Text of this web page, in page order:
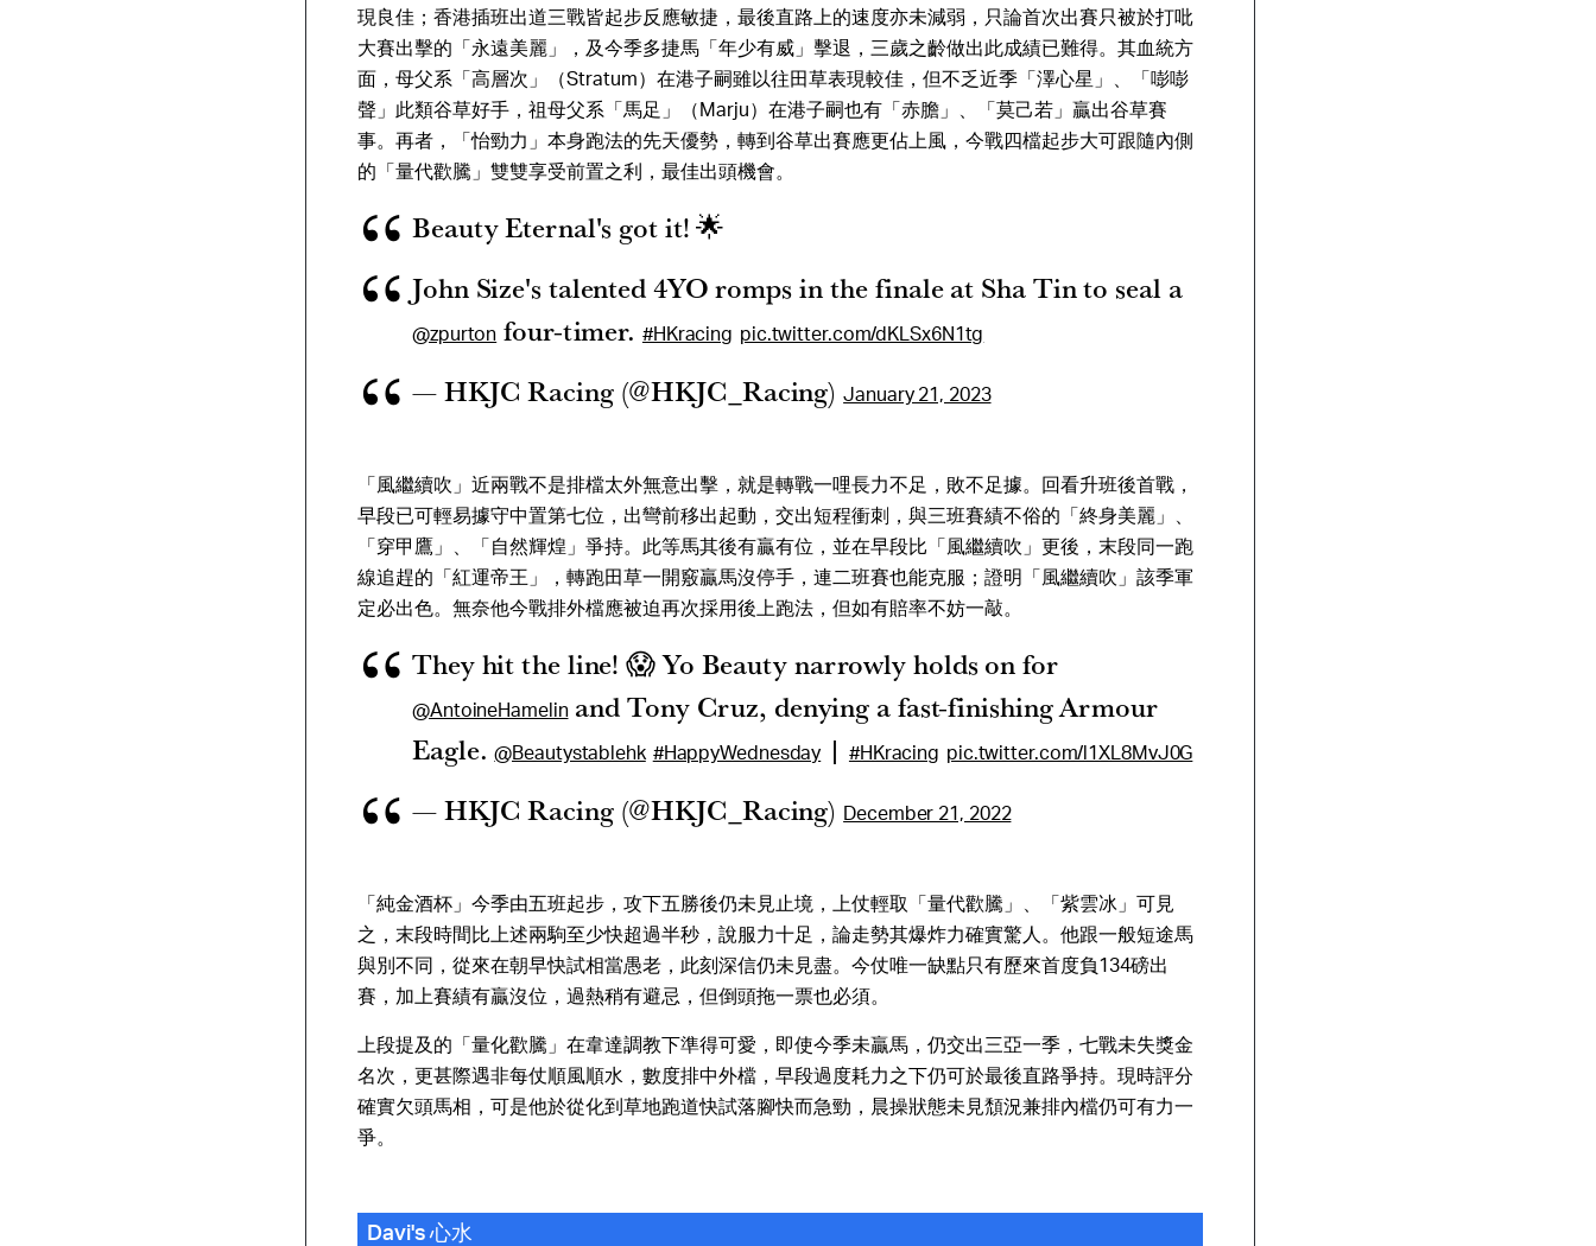
現良佳；香港插班出道三戰皆起步反應敏捷，最後直路上的速度亦未減弱，只論首次出賽只被於打吡
大賽出擊的「永遠美麗」，及今季多捷馬「年少有威」擊退，三歲之齡做出此成績已難得。其血統方
面，母父系「高層次」（Stratum）在港子嗣雖以往田草表現較佳，但不乏近季「澤心星」、「嘭嘭
聲」此類谷草好手，祖母父系「馬足」（Marju）在港子嗣也有「赤膽」、「莫己若」贏出谷草賽
事。再者，「怡勁力」本身跑法的先天優勢，轉到谷草出賽應更佔上風，今戰四檔起步大可跟隨內側
的「量代歡騰」雙雙享受前置之利，最佳出頭機會。
Beauty Eternal's got it! 🌟
John Size's talented 4YO romps in the finale at Sha Tin to seal a
@zpurton four-timer. #HKracing pic.twitter.com/dKLSx6N1tg
— HKJC Racing (@HKJC_Racing)January 21, 2023
「風繼續吹」近兩戰不是排檔太外無意出擊，就是轉戰一哩長力不足，敗不足據。回看升班後首戰，
早段已可輕易據守中置第七位，出彎前移出起動，交出短程衝刺，與三班賽績不俗的「終身美麗」、
「穿甲鷹」、「自然輝煌」爭持。此等馬其後有贏有位，並在早段比「風繼續吹」更後，末段同一跑
線追趕的「紅運帝王」，轉跑田草一開竅贏馬沒停手，連二班賽也能克服；證明「風繼續吹」該季軍
定必出色。無奈他今戰排外檔應被迫再次採用後上跑法，但如有賠率不妨一敲。
They hit the line! 😱 Yo Beauty narrowly holds on for
@AntoineHamelinand Tony Cruz, denying a fast-finishing Armour
Eagle.@Beautystablehk #HappyWednesday | #HKracing pic.twitter.com/l1XL8MvJ0G
— HKJC Racing (@HKJC_Racing) December 21, 2022
「純金酒杯」今季由五班起步，攻下五勝後仍未見止境，上仗輕取「量代歡騰」、「紫雲冰」可見
之，末段時間比上述兩駒至少快超過半秒，說服力十足，論走勢其爆炸力確實驚人。他跟一般短途馬
與別不同，從來在朝早快試相當愚老，此刻深信仍未見盡。今仗唯一缺點只有歷來首度負134磅出
賽，加上賽績有贏沒位，過熱稍有避忌，但倒頭拖一票也必須。
上段提及的「量化歡騰」在韋達調教下準得可愛，即使今季未贏馬，仍交出三亞一季，七戰未失獎金
名次，更甚際遇非每仗順風順水，數度排中外檔，早段過度耗力之下仍可於最後直路爭持。現時評分
確實欠頭馬相，可是他於從化到草地跑道快試落腳快而急勁，晨操狀態未見頹況兼排內檔仍可有力一
爭。
Davi's 心水